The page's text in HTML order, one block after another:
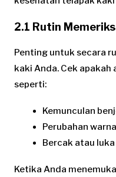
2.1 Rutin
Penting untuk secara
kaki Anda. Cek
seperti:
Kemunculan
Perubahan
Bercak atau
Ketika Anda